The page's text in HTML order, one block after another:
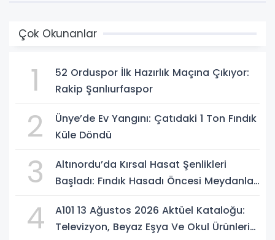
Çok Okunanlar
1
52 Orduspor İlk Hazırlık Maçına Çıkıyor:
Rakip Şanlıurfaspor
2
Ünye’de Ev Yangını: Çatıdaki 1 Ton Fındık
Küle Döndü
3
Altınordu’da Kırsal Hasat Şenlikleri
Başladı: Fındık Hasadı Öncesi Meydanlar
4
A101 13 Ağustos 2026 Aktüel Kataloğu:
Televizyon, Beyaz Eşya Ve Okul Ürünleri